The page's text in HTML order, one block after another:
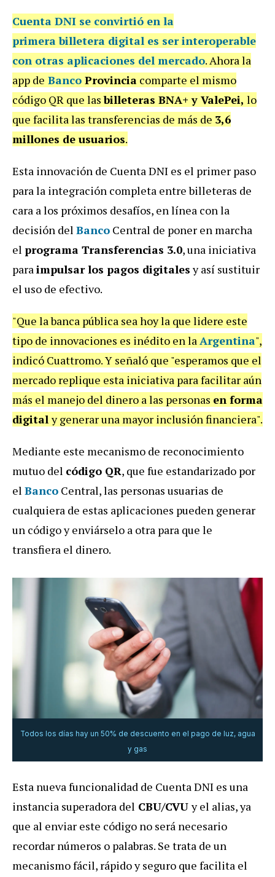
Cuenta DNI se convirtió en la
primerabilletera digital es serinteroperable
con otras aplicaciones del mercado. Ahora la
app de Banco Provincia comparte el mismo
código QR que lasbilleteras BNA+ y ValePei, lo
que facilita las transferencias de más de 3,6
millones de usuarios.
Esta innovación de Cuenta DNI es el primer paso
para la integración completa entre billeteras de
cara a los próximos desafíos, en línea con la
decisión del Banco Central de poner en marcha
el programa Transferencias 3.0, una iniciativa
paraimpulsar los pagos digitalesy así sustituir
el uso de efectivo.
"Que la banca pública sea hoy la que lidere este
tipo de innovaciones es inédito en laArgentina",
indicó Cuattromo. Y señaló que "esperamos que el
mercado replique esta iniciativa para facilitar aún
más el manejo del dinero a las personas en forma
digitaly generar una mayor inclusión financiera".
Mediante este mecanismo de reconocimiento
mutuo del código QR, que fue estandarizado por
el Banco Central, las personas usuarias de
cualquiera de estas aplicaciones pueden generar
un código y enviárselo a otra para que le
transfiera el dinero.
Todos los días hay un 50% de descuento en el pago de luz, agua
y gas
Esta nueva funcionalidad de Cuenta DNI es una
instancia superadora del CBU/CVUy el alias, ya
que al enviar este código no será necesario
recordar números o palabras. Se trata de un
mecanismo fácil, rápido y seguro que facilita el